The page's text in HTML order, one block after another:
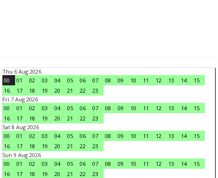
Thu 6 Aug 2026
00
01 02 03 04 05 06 07 08 09 10 11 12 13 14
15
16
17 18 19 20 21 22
23
Fri 7 Aug 2026
00
01 02 03 04 05 06 07 08 09 10 11 12 13 14
15
16
17 18 19 20 21 22
23
Sat 8 Aug 2026
00
01 02 03 04 05 06 07 08 09 10 11 12 13 14
15
16
17 18 19 20 21 22
23
Sun 9 Aug 2026
00
01 02 03 04 05 06 07 08 09 10 11 12 13 14
15
16
17 18 19 20 21 22
23